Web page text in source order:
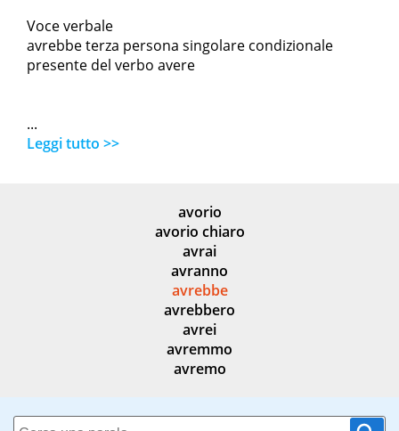
Voce verbale
avrebbe terza persona singolare condizionale
presente del verbo avere
...
Leggi tutto >>
avorio
avorio chiaro
avrai
avranno
avrebbe
avrebbero
avrei
avremmo
avremo